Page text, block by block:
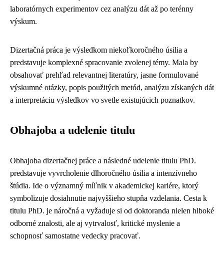
laboratórnych experimentov cez analýzu dát až po terénny
výskum.
Dizertačná práca je výsledkom niekoľkoročného úsilia a
predstavuje komplexné spracovanie zvolenej témy. Mala by
obsahovať prehľad relevantnej literatúry, jasne formulované
výskumné otázky, popis použitých metód, analýzu získaných dát
a interpretáciu výsledkov vo svetle existujúcich poznatkov.
Obhajoba a udelenie titulu
Obhajoba dizertačnej práce a následné udelenie titulu PhD.
predstavuje vyvrcholenie dlhoročného úsilia a intenzívneho
štúdia. Ide o významný míľnik v akademickej kariére, ktorý
symbolizuje dosiahnutie najvyššieho stupňa vzdelania. Cesta k
titulu PhD. je náročná a vyžaduje si od doktoranda nielen hlboké
odborné znalosti, ale aj vytrvalosť, kritické myslenie a
schopnosť samostatne vedecky pracovať.